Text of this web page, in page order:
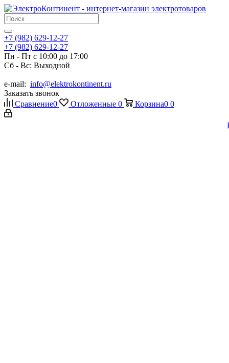
+7 (982) 629-12-27
+7 (982) 629-12-27
Пн - Пт с 10:00 до 17:00
Сб - Вс: Выходной
e-mail: info@elektrokontinent.ru
Заказать звонок
Сравнение0 Отложенные 0 Корзина0 0